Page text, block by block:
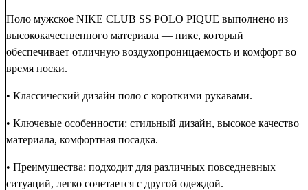
Поло мужское NIKE CLUB SS POLO PIQUE выполнено из
высококачественного материала — пике, который
обеспечивает отличную воздухопроницаемость и комфорт во
время носки.
• Классический дизайн поло с короткими рукавами.
• Ключевые особенности: стильный дизайн, высокое качество
материала, комфортная посадка.
• Преимущества: подходит для различных повседневных
ситуаций, легко сочетается с другой одеждой.